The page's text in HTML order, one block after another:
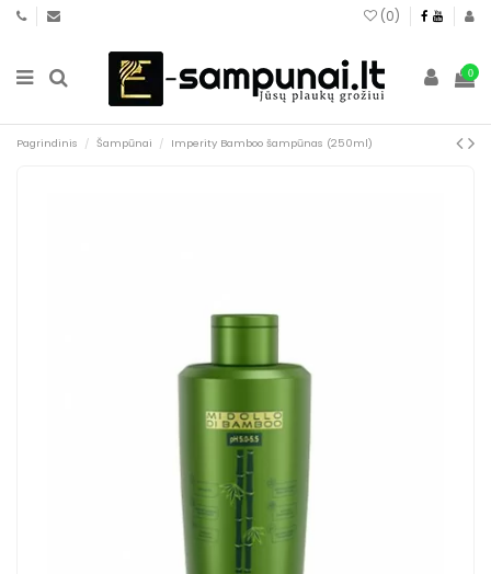
(0)
0
Pagrindinis Šampūnai Imperity Bamboo šampūnas (250ml)